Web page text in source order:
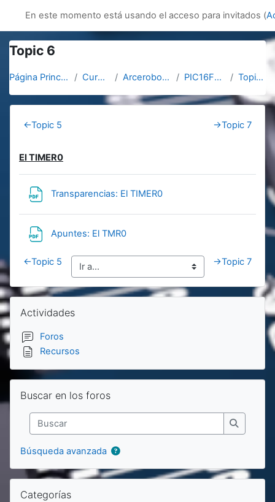
innovacion
En este momento está usando el acceso para invitados (
Topic 6
Página Principal Cursos Arcerobotica PIC16F887 Topic 6
Section outline
←Topic 5 →Topic 7
El TIMER0
Transparencias: El TIMER0
Apuntes: El TMR0
←Topic 5 →Topic 7
Bloques
Salta Actividades
Actividades
Foros
Recursos
Salta Buscar en los foros
Buscar en los foros
Buscar
Buscar
Búsqueda avanzada
Salta Categorías
Categorías